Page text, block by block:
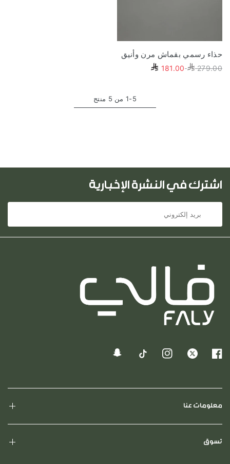
حذاء رسمي بقماش مرن وأنيق
279.00
181.00
1-5 من 5 منتج
اشترك في النشرة الإخبارية
معلومات عنا
تسوق